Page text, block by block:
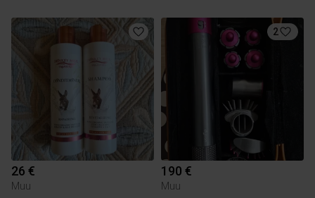
26 €
Muu
2
190 €
Muu